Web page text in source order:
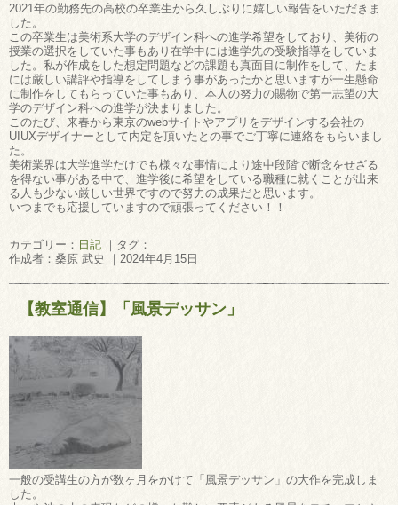
2021年の勤務先の高校の卒業生から久しぶりに嬉しい報告をいただきま
した。
この卒業生は美術系大学のデザイン科への進学希望をしており、美術の
授業の選択をしていた事もあり在学中には進学先の受験指導をしていま
した。私が作成をした想定問題などの課題も真面目に制作をして、たま
には厳しい講評や指導をしてしまう事があったかと思いますが一生懸命
に制作をしてもらっていた事もあり、本人の努力の賜物で第一志望の大
学のデザイン科への進学が決まりました。
このたび、来春から東京のwebサイトやアプリをデザインする会社の
UIUXデザイナーとして内定を頂いたとの事でご丁寧に連絡をもらいまし
た。
美術業界は大学進学だけでも様々な事情により途中段階で断念をせざる
を得ない事がある中で、進学後に希望をしている職種に就くことが出来
る人も少ない厳しい世界ですので努力の成果だと思います。
いつまでも応援していますので頑張ってください！！
カテゴリー： 日記 ｜タグ：
作成者：桑原 武史 ｜2024年4月15日
【教室通信】「風景デッサン」
一般の受講生の方が数ヶ月をかけて「風景デッサン」の大作を完成しま
した。